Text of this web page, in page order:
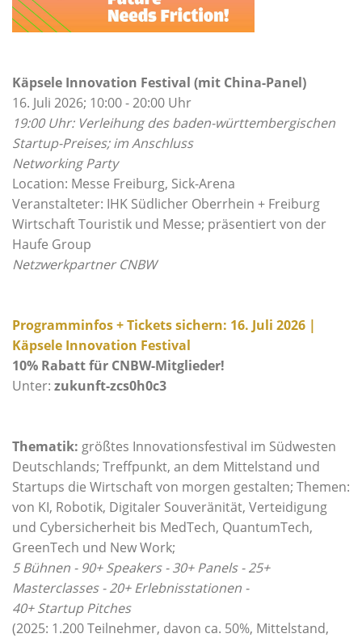
Käpsele Innovation Festival (mit China-Panel)
16. Juli 2026; 10:00 - 20:00 Uhr
19:00 Uhr: Verleihung des baden-württembergischen
Startup-Preises; im Anschluss
Networking Party
Location: Messe Freiburg, Sick-Arena
Veranstalteter: IHK Südlicher Oberrhein + Freiburg
Wirtschaft Touristik und Messe; präsentiert von der
Haufe Group
Netzwerkpartner CNBW
Programminfos + Tickets sichern: 16. Juli 2026 |
Käpsele Innovation Festival
10% Rabatt für CNBW-Mitglieder!
Unter: zukunft-zcs0h0c3
Thematik: größtes Innovationsfestival im Südwesten
Deutschlands; Treffpunkt, an dem Mittelstand und
Startups die Wirtschaft von morgen gestalten; Themen:
von KI, Robotik, Digitaler Souveränität, Verteidigung
und Cybersicherheit bis MedTech, QuantumTech,
GreenTech und New Work;
5 Bühnen - 90+ Speakers - 30+ Panels - 25+
Masterclasses - 20+ Erlebnisstationen -
40+ Startup Pitches
(2025: 1.200 Teilnehmer, davon ca. 50%, Mittelstand,